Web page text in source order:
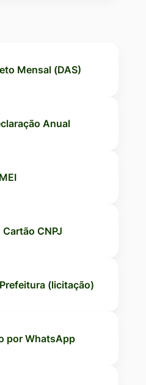
Mensal (DAS)
Anual
CNPJ
(licitação)
por WhatsApp